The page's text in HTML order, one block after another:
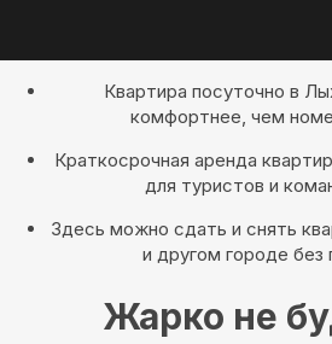
Квартира посуточно в
комфортнее, чем
Краткосрочная аренда
для туристов и
Здесь можно сдать и снять
и другом городе без
Жарко не